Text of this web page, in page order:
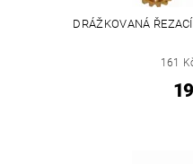
DRÁŽKOVANÁ
161